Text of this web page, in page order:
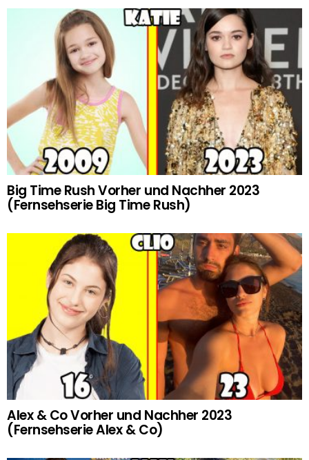
Big Time Rush Vorher und Nachher 2023
(Fernsehserie Big Time Rush)
Alex & Co Vorher und Nachher 2023
(Fernsehserie Alex & Co)